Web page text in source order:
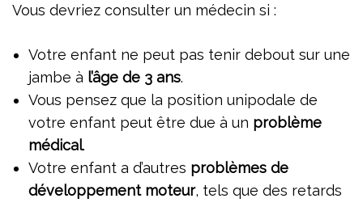
Vous devriez consulter un médecin si :
Votre enfant ne peut pas tenir debout sur une
jambe à l’âge de 3 ans.
Vous pensez que la position unipodale de
votre enfant peut être due à un problème
médical.
Votre enfant a d’autres problèmes de
développement moteur, tels que des retards